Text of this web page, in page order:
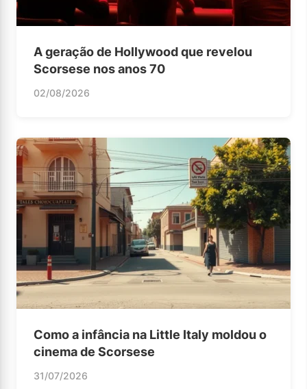
A geração de Hollywood que revelou
Scorsese nos anos 70
02/08/2026
Como a infância na Little Italy moldou o
cinema de Scorsese
31/07/2026